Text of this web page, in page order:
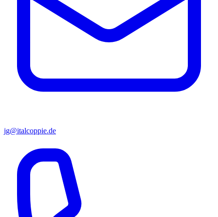
jg@italcoppie.de